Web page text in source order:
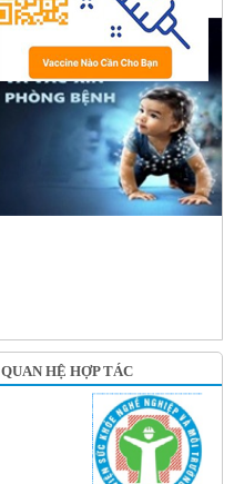
QUAN HỆ HỢP TÁC